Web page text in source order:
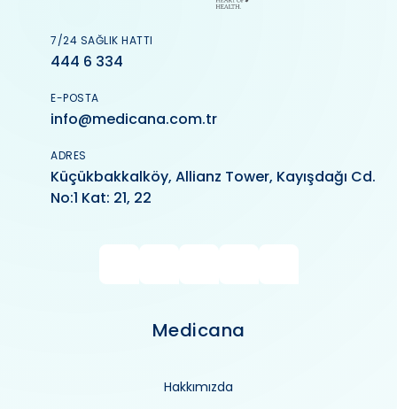
7/24 SAĞLIK HATTI
444 6 334
E-POSTA
info@medicana.com.tr
ADRES
Küçükbakkalköy, Allianz Tower, Kayışdağı Cd.
No:1 Kat: 21, 22
Medicana
Hakkımızda